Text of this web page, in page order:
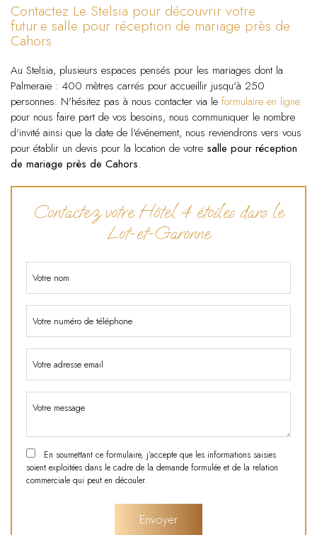
Contactez Le Stelsia pour découvrir votre
futur.e salle pour réception de mariage près de
Cahors
Au Stelsia, plusieurs espaces pensés pour les mariages dont la
Palmeraie : 400 mètres carrés pour accueillir jusqu'à 250
personnes. N'hésitez pas à nous contacter via le formulaire en ligne
pour nous faire part de vos besoins, nous communiquer le nombre
d'invité ainsi que la date de l'événement, nous reviendrons vers vous
pour établir un devis pour la location de votre salle pour réception
de mariage près de Cahors.
Contactez votre Hôtel 4 étoiles dans le
Lot-et-Garonne
En soumettant ce formulaire, j'accepte que les informations saisies
soient exploitées dans le cadre de la demande formulée et de la relation
commerciale qui peut en découler.